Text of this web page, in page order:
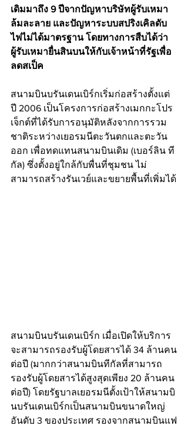
เดิมมาถึง 9 ปีจากปัญหาบริษัทผู้รับเหมา
ล้มละลาย และปัญหาระบบสปริงเคิลดับ
ไฟไม่ได้มาตรฐาน โดยทางการสืบได้ว่า
ผู้รับเหมายื่นสินบนให้กับเจ้าหน้าที่รัฐเพื่อ
ลดสเป็ค
สนามบินบรันเดนเบิร์กเริ่มก่อสร้างตั้งแต่
ปี 2006 เป็นโครงการก่อสร้างเมกกะโปร
เจ็กต์ที่ได้รับการอนุมัติหลังจากการรวม
ชาติระหว่างเยอรมนีตะวันตกและตะวัน
ออก เพื่อทดแทนสนามบินเดิม (เบอร์ลิน ที
กัล) ซึ่งตั้งอยู่ใกล้กับพื่นที่ชุมชน ไม่
สามารถสร้างรันเวย์และขยายพื้นที่เพิ่มได้
สนามบินบรันเดนเบิร์ก เมื่อเปิดให้บริการ
จะสามารถรองรับผู้โดยสารได้ 34 ล้านคน
ต่อปี (มากกว่าสนามบินทีกัลที่สามารถ
รองรับผู้โดยสารได้สูงสุดเพียง 20 ล้านคน
ต่อปี) โดยรัฐบาลเยอรมนีตั้งเป้าให้สนามบิ
นบรันเดนเบิร์กเป็นสนามบินขนาดใหญ่
อันดับ 3 ของประเทศ รองจากสนามบินแฟ